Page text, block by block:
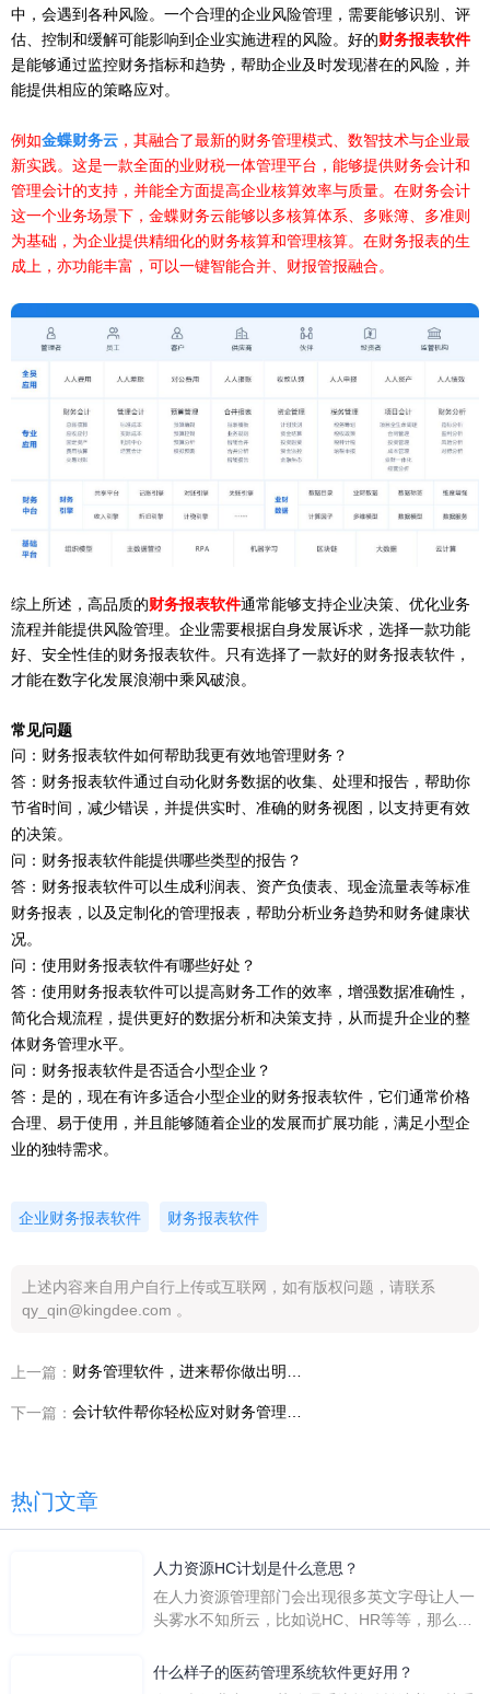
中，会遇到各种风险。一个合理的企业风险管理，需要能够识别、评
估、控制和缓解可能影响到企业实施进程的风险。好的财务报表软件
是能够通过监控财务指标和趋势，帮助企业及时发现潜在的风险，并
能提供相应的策略应对。
例如金蝶财务云 ，其融合了最新的财务管理模式、数智技术与企业最
新实践。这是一款全面的业财税一体管理平台，能够提供财务会计和
管理会计的支持，并能全方面提高企业核算效率与质量。在财务会计
这一个业务场景下，金蝶财务云能够以多核算体系、多账簿、多准则
为基础，为企业提供精细化的财务核算和管理核算。在财务报表的生
成上，亦功能丰富，可以一键智能合并、财报管报融合。
综上所述，高品质的财务报表软件通常能够支持企业决策、优化业务
流程并能提供风险管理。企业需要根据自身发展诉求，选择一款功能
好、安全性佳的财务报表软件。只有选择了一款好的财务报表软件，
才能在数字化发展浪潮中乘风破浪。
常见问题
问：财务报表软件如何帮助我更有效地管理财务？
答：财务报表软件通过自动化财务数据的收集、处理和报告，帮助你
节省时间，减少错误，并提供实时、准确的财务视图，以支持更有效
的决策。
问：财务报表软件能提供哪些类型的报告？
答：财务报表软件可以生成利润表、资产负债表、现金流量表等标准
财务报表，以及定制化的管理报表，帮助分析业务趋势和财务健康状
况。
问：使用财务报表软件有哪些好处？
答：使用财务报表软件可以提高财务工作的效率，增强数据准确性，
简化合规流程，提供更好的数据分析和决策支持，从而提升企业的整
体财务管理水平。
问：财务报表软件是否适合小型企业？
答：是的，现在有许多适合小型企业的财务报表软件，它们通常价格
合理、易于使用，并且能够随着企业的发展而扩展功能，满足小型企
业的独特需求。
企业财务报表软件 财务报表软件
上述内容来自用户自行上传或互联网，如有版权问题，请联系
qy_qin@kingdee.com 。
上一篇：
下一篇：
热门文章
人力资源HC计划是什么意思？
在人力资源管理部门会出现很多英文字母让人一
头雾水不知所云，比如说HC、HR等等，那么它
么呢？
什么样子的医药管理系统软件更好用？